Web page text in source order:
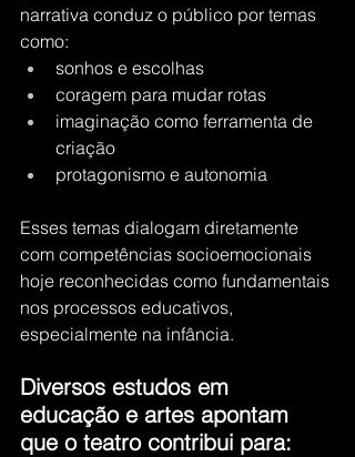
narrativa conduz o público por temas
como:
sonhos e escolhas
coragem para mudar rotas
imaginação como ferramenta de
criação
protagonismo e autonomia
Esses temas dialogam diretamente
com competências socioemocionais
hoje reconhecidas como fundamentais
nos processos educativos,
especialmente na infância.
Diversos estudos em
educação e artes apontam
que o teatro contribui para: